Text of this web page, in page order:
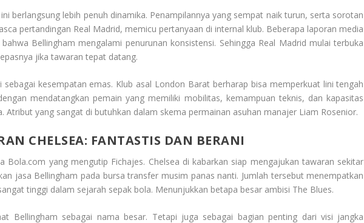
berlangsung lebih penuh dinamika. Penampilannya yang sempat naik turun, serta sorotan
pertandingan Real Madrid, memicu pertanyaan di internal klub. Beberapa laporan media
Bellingham mengalami penurunan konsistensi. Sehingga Real Madrid mulai terbuka
jika tawaran tepat datang.
sebagai kesempatan emas. Klub asal London Barat berharap bisa memperkuat lini tengah
mendatangkan pemain yang memiliki mobilitas, kemampuan teknis, dan kapasitas
Atribut yang sangat di butuhkan dalam skema permainan asuhan manajer Liam Rosenior.
CHELSEA: FANTASTIS DAN BERANI
Bola.com yang mengutip Fichajes. Chelsea di kabarkan siap mengajukan tawaran sekitar
jasa Bellingham pada bursa transfer musim panas nanti. Jumlah tersebut menempatkan
tinggi dalam sejarah sepak bola. Menunjukkan betapa besar ambisi The Blues.
Bellingham sebagai nama besar. Tetapi juga sebagai bagian penting dari visi jangka